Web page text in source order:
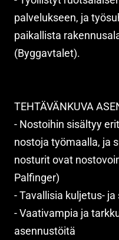
palvelukseen, ja
paikallista
(Byggavtalet).
TEHTÄVÄNKUVA
- Nostoihin sisältyy
nostoja työmaalla, ja
nosturit ovat
Palfinger)
- Tavallisia kuljetus-
- Vaativampia ja
asennustöitä